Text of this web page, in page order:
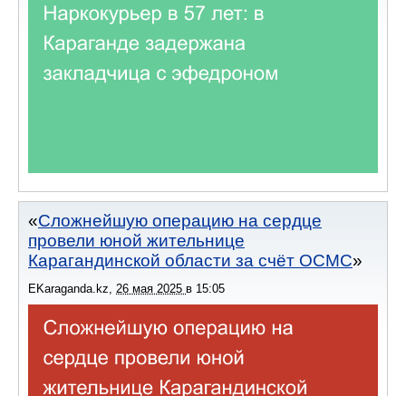
Сложнейшую операцию на сердце
провели юной жительнице
Карагандинской области за счёт ОСМС
EKaraganda.kz, 26 мая 2025 в 15:05